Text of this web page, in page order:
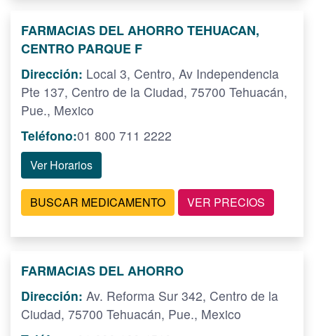
FARMACIAS DEL AHORRO TEHUACAN,
CENTRO PARQUE F
Dirección: Local 3, Centro, Av Independencia
Pte 137, Centro de la Ciudad, 75700 Tehuacán,
Pue., Mexico
Teléfono:01 800 711 2222
Ver Horarios
BUSCAR MEDICAMENTO VER PRECIOS
FARMACIAS DEL AHORRO
Dirección: Av. Reforma Sur 342, Centro de la
Ciudad, 75700 Tehuacán, Pue., Mexico